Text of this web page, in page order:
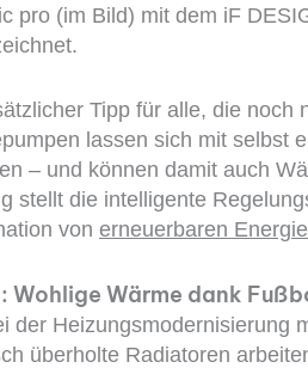
pro (im Bild) mit dem iF
Tipp für alle, die noch
lassen sich mit selbst
– und können damit auch
stellt die intelligente
von erneuerbaren
Wohlige Wärme dank
der Heizungsmodernisierung
überholte Radiatoren